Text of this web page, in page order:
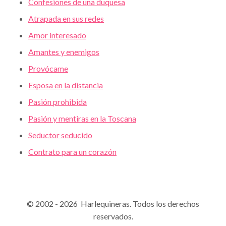
Atrapada en sus redes
Amor interesado
Amantes y enemigos
Provócame
Esposa en la distancia
Pasión prohibida
Pasión y mentiras en la Toscana
Seductor seducido
Contrato para un corazón
© 2002 - 2026 Harlequineras. Todos los derechos
reservados.